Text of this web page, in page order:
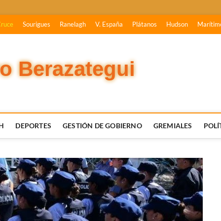
Sourigues Ranelagh V. España Plátanos Hudson
Berazategui
DEPORTES GESTIÓN DE GOBIERNO GREMIALES